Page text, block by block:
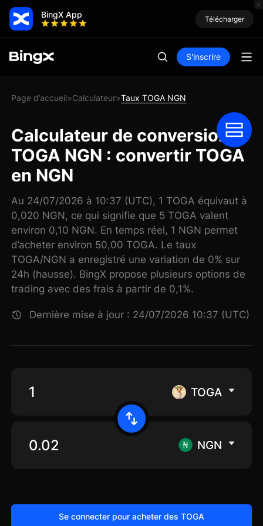
BingX App Télécharger
S'inscrire
Page d’accueil>Calculateur>Taux TOGA NGN
Calculateur de conversion
TOGA NGN : convertir TOGA
en NGN
Au 24/07/2026 à 10:37 (UTC), 1 TOGA équivaut à
0,020 NGN, ce qui signifie que 5 TOGA valent
environ 0,10 NGN. En temps réel, 1 NGN permet
d’acheter environ 50,00 TOGA. Le taux
TOGA/NGN a enregistré une variation de 0% sur
24h (hausse). BingX propose plusieurs options de
trading avec des frais à partir de 0,1%.
Dernière mise à jour : 24/07/2026 10:37 (UTC)
TOGA
NGN
Se connecter pour acheter des TOGA